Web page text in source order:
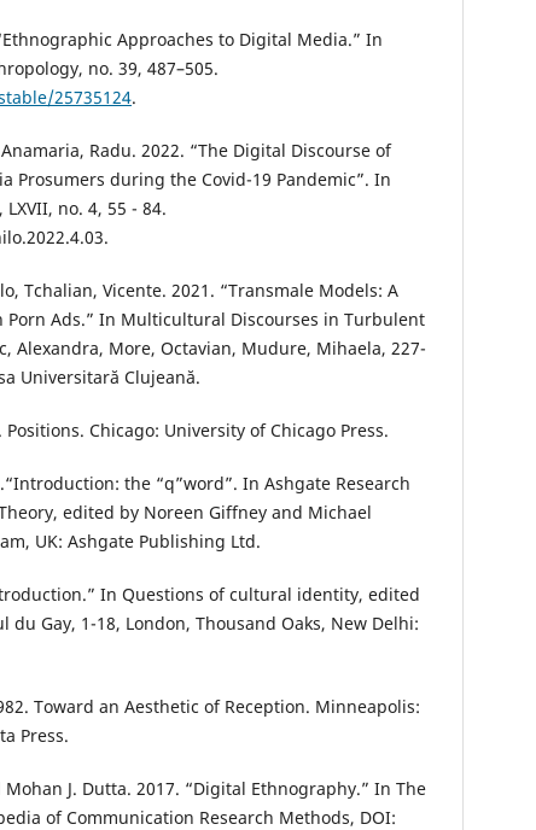
Approaches to Digital Media.” In
no. 39, 487–505.
25735124.
Radu. 2022. “The Digital Discourse of
Prosumers during the Covid-19 Pandemic”. In
no. 4, 55 - 84.
Tchalian, Vicente. 2021. “Transmale Models: A
Porn Ads.” In Multicultural Discourses in Turbulent
Alexandra, More, Octavian, Mudure, Mihaela, 227-
Universitară Clujeană.
Positions. Chicago: University of Chicago Press.
the “q”word”. In Ashgate Research
edited by Noreen Giffney and Michael
UK: Ashgate Publishing Ltd.
In Questions of cultural identity, edited
du Gay, 1-18, London, Thousand Oaks, New Delhi:
Toward an Aesthetic of Reception. Minneapolis:
Press.
J. Dutta. 2017. “Digital Ethnography.” In The
of Communication Research Methods, DOI: